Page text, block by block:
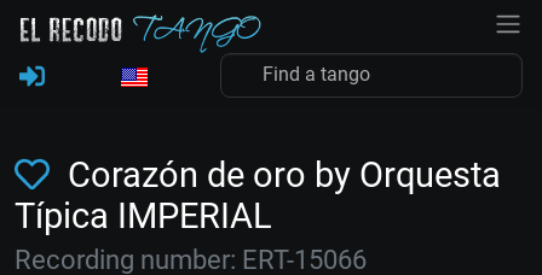
Corazón de oro by Orquesta
Típica IMPERIAL
Recording number: ERT-15066